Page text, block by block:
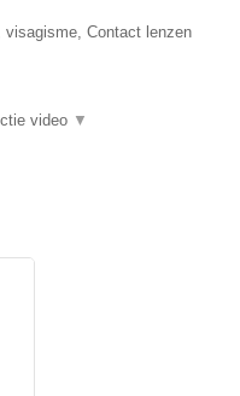
Contact lenzen
video ▼